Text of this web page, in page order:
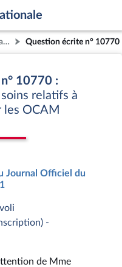
Question écrite n° 10770
10770 :
relatifs à
les OCAM
Journal Officiel du
-
de Mme